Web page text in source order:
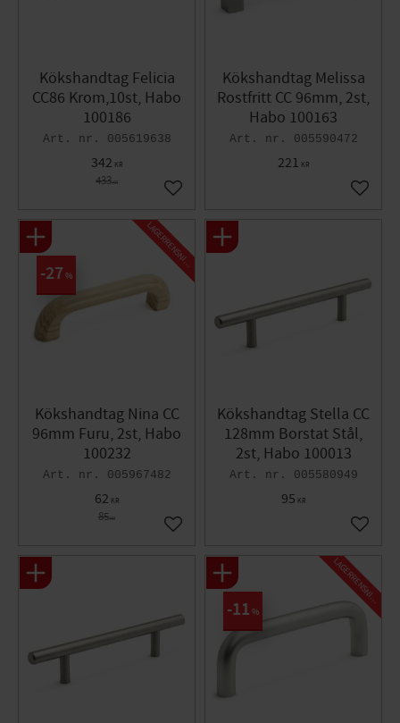
Kökshandtag Felicia
CC86 Krom,10st, Habo
100186
005619638
342 KR
433KR
Lägg till i favoriter
Kökshandtag Melissa
Rostfritt CC 96mm, 2st,
Habo 100163
005590472
221 KR
Lägg
Kökshandtag Nina CC
96mm Furu, 2st, Habo
100232
005967482
62 KR
85KR
27 %
L
A
G
E
R
R
E
N
S
N
I
N
G
Lägg till i favoriter
Kökshandtag Stella CC
128mm Borstat Stål,
2st, Habo 100013
005580949
95 KR
Lägg
11 %
L
A
G
E
R
R
E
N
S
N
I
N
G